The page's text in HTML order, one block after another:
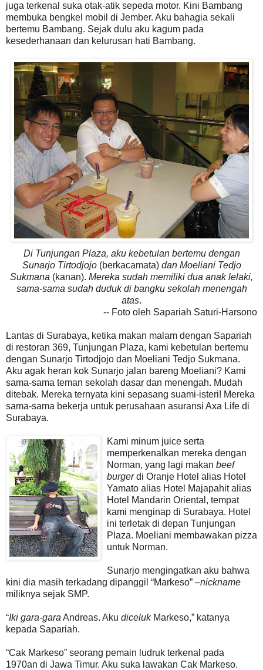
juga terkenal suka otak-atik sepeda motor. Kini Bambang
membuka bengkel mobil di Jember. Aku bahagia sekali
bertemu Bambang. Sejak dulu aku kagum pada
kesederhanaan dan kelurusan hati Bambang.
Di Tunjungan Plaza, aku kebetulan bertemu dengan
Sunarjo Tirtodjojo (berkacamata)dan Moeliani Tedjo
Sukmana (kanan). Mereka sudah memiliki dua anak lelaki,
sama-sama sudah duduk di bangku sekolah menengah
atas.
-- Foto oleh Sapariah Saturi-Harsono
Lantas di Surabaya, ketika makan malam dengan Sapariah
di restoran 369, Tunjungan Plaza, kami kebetulan bertemu
dengan Sunarjo Tirtodjojo dan Moeliani Tedjo Sukmana.
Aku agak heran kok Sunarjo jalan bareng Moeliani? Kami
sama-sama teman sekolah dasar dan menengah. Mudah
ditebak. Mereka ternyata kini sepasang suami-isteri! Mereka
sama-sama bekerja untuk perusahaan asuransi Axa Life di
Surabaya.
Kami minum juice serta
memperkenalkan mereka dengan
Norman, yang lagi makan beef
burgerdi Oranje Hotel alias Hotel
Yamato alias Hotel Majapahit alias
Hotel Mandarin Oriental, tempat
kami menginap di Surabaya. Hotel
ini terletak di depan Tunjungan
Plaza. Moeliani membawakan pizza
untuk Norman.
Sunarjo mengingatkan aku bahwa
kini dia masih terkadang dipanggil “Markeso” –nickname
miliknya sejak SMP.
“Iki gara-gara Andreas. Aku dicelukMarkeso,” katanya
kepada Sapariah.
“Cak Markeso” seorang pemain ludruk terkenal pada
1970an di Jawa Timur. Aku suka lawakan Cak Markeso.